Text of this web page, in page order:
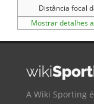
Distância focal
Mostrar detalhes
A Wiki Sporting